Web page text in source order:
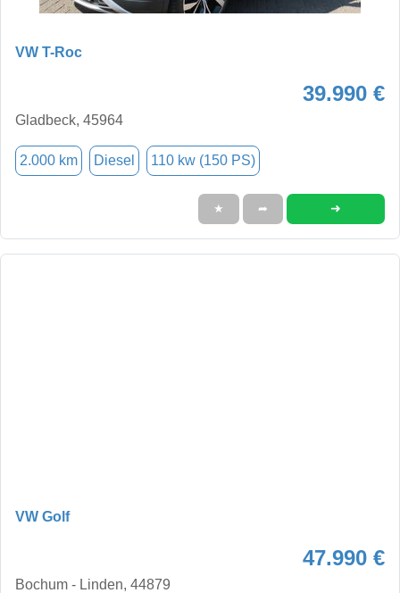
VW T-Roc
39.990 €
Gladbeck, 45964
2.000 km Diesel 110 kw (150 PS)
★ ➦ ➜
VW Golf
47.990 €
Bochum - Linden, 44879